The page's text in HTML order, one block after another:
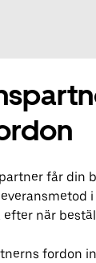
får din
i
när
fordon